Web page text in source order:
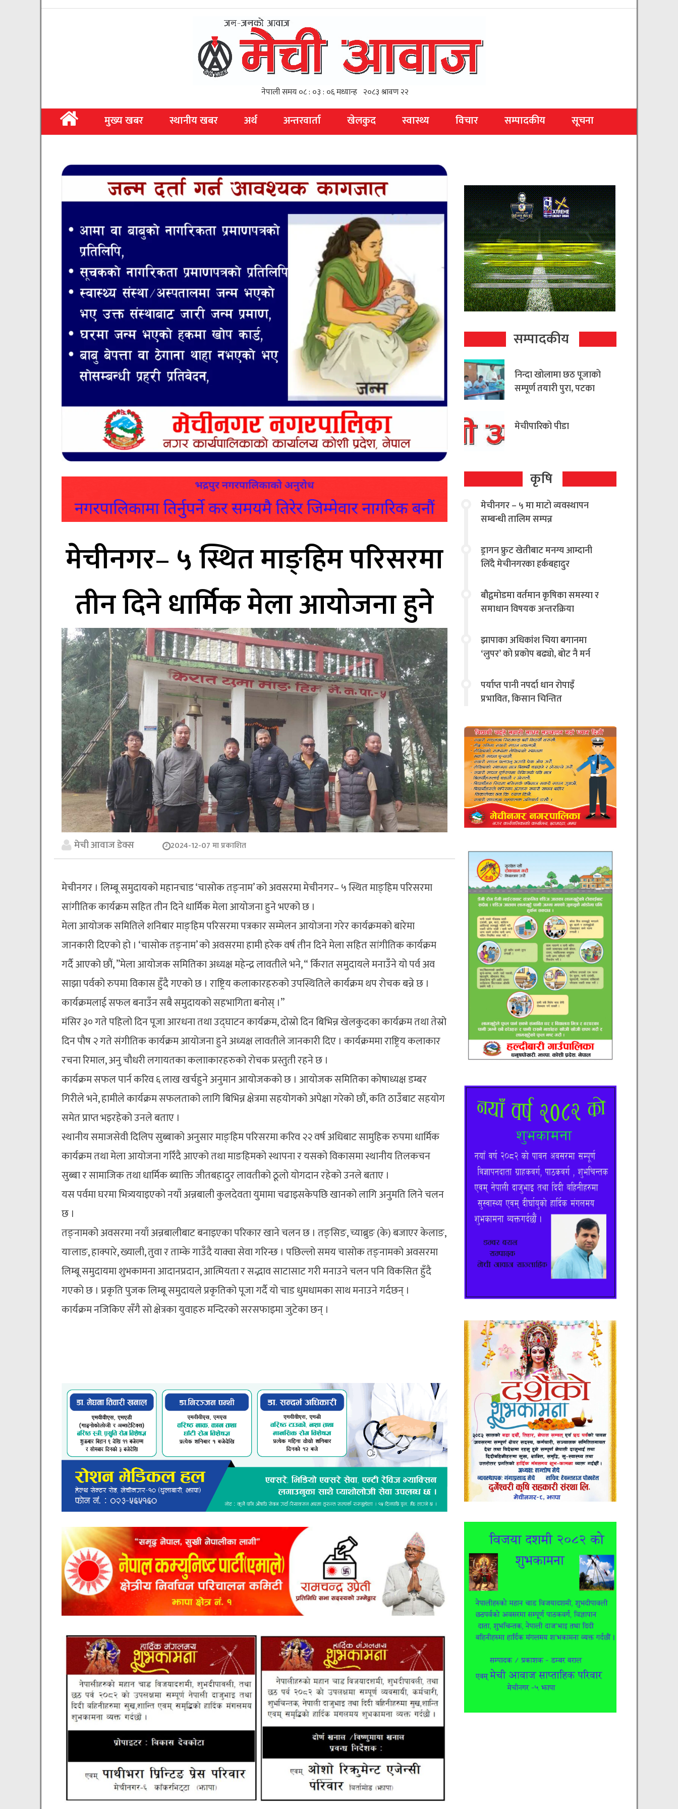
मुख्य खबर स्थानीय खबर अर्थ अन्तरवार्ता खेलकुद स्वास्थ्य विचार सम्पादकीय सूचना
मेचीनगर– ५ स्थित माङ्हिम परिसरमा
तीन दिने धार्मिक मेला आयोजना हुने
मेची आवाज डेक्स 2024-12-07 मा प्रकाशित
मेचीनगर । लिम्बू समुदायको महानचाड ‘चासोक तङ्नाम’ को अवसरमा मेचीनगर– ५ स्थित माङ्हिम परिसरमा
सांगीतिक कार्यक्रम सहित तीन दिने धार्मिक मेला आयोजना हुने भएको छ ।
मेला आयोजक समितिले शनिबार माङ्हिम परिसरमा पत्रकार सम्मेलन आयोजना गरेर कार्यक्रमको बारेमा
जानकारी दिएको हो । ‘चासोक तङ्नाम’ को अवसरमा हामी हरेक वर्ष तीन दिने मेला सहित सांगीतिक कार्यक्रम
गर्दै आएको छौं, ”मेला आयोजक समितिका अध्यक्ष महेन्द्र लावतीले भने, “ किँरात समुदायले मनाउँने यो पर्व अव
साझा पर्वको रुपमा विकास हुँदै गएको छ । राष्ट्रिय कलाकारहरुको उपस्थितिले कार्यक्रम थप रोचक बन्ने छ ।
कार्यक्रमलाई सफल बनाउँन सबै समुदायको सहभागिता बनोस् ।”
मंसिर ३० गते पहिलो दिन पूजा आरधना तथा उद्घाटन कार्यक्रम, दोस्रो दिन बिभिन्न खेलकुदका कार्यक्रम तथा तेस्रो
दिन पौष २ गते संगीतिक कार्यक्रम आयोजना हुने अध्यक्ष लावतीले जानकारी दिए । कार्यक्रममा राष्ट्रिय कलाकार
रचना रिमाल, अनु चौधरी लगायतका कलााकारहरुको रोचक प्रस्तुती रहने छ ।
कार्यक्रम सफल पार्न करिव ६ लाख खर्चहुने अनुमान आयोजकको छ । आयोजक समितिका कोषाध्यक्ष डम्बर
गिरीले भने, हामीले कार्यक्रम सफलताको लागि बिभिन्न क्षेत्रमा सहयोगको अपेक्षा गरेको छौं, कति ठाउँबाट सहयोग
समेत प्राप्त भइरहेको उनले बताए ।
स्थानीय समाजसेवी दिलिप सुब्बाको अनुसार माङ्हिम परिसरमा करिव २२ वर्ष अधिबाट सामुहिक रुपमा धार्मिक
कार्यक्रम तथा मेला आयोजना गरिँदै आएको तथा माङहिमको स्थापना र यसको विकासमा स्थानीय तिलकचन
सुब्बा र सामाजिक तथा धार्मिक ब्याक्ति जीतबहादुर लावतीको ठूलो योगदान रहेको उनले बताए ।
यस पर्वमा घरमा भित्र्ययाइएको नयाँ अन्नबाली कुलदेवता युमामा चढाइसकेपछि खानको लागि अनुमति लिने चलन
छ ।
तङ्नामको अवसरमा नयाँ अन्नबालीबाट बनाइएका परिकार खाने चलन छ । तङ्सिङ, च्याब्रुङ (के) बजाएर केलाङ,
याःलाङ, हाक्पारे, ख्याली, तुवा र ताम्के गाउँदै याक्वा सेवा गरिन्छ । पछिल्लो समय चासोक तङ्नामको अवसरमा
लिम्बू समुदायमा शुभकामना आदानप्रदान, आत्मियता र सद्भाव साटासाट गरी मनाउने चलन पनि विकसित हुँदै
गएको छ । प्रकृति पुजक लिम्बू समुदायले प्रकृतिको पूजा गर्दै यो चाड धुमधामका साथ मनाउने गर्दछन् ।
कार्यक्रम नजिकिए सँगै सो क्षेत्रका युवाहरु मन्दिरको सरसफाइमा जुटेका छन् ।
सम्पादकीय
निन्दा खोलामा छठ पूजाको
सम्पूर्ण तयारी पुरा, पटका
मेचीपारिको पीडा
कृषि
मेचीनगर – ५ मा माटो व्यवस्थापन
सम्बन्धी तालिम सम्पन्न
ड्रागन फ्रुट खेतीबाट मनग्य आम्दानी
लिँदै मेचीनगरका हर्कबहादुर
बौद्वमोडमा वर्तमान कृषिका समस्या र
समाधान विषयक अन्तरक्रिया
झापाका अधिकांश चिया बगानमा
‘लुपर’ को प्रकोप बढ्यो, बोट नै मर्न
चिन्तित
पर्याप्त पानी नपर्दा धान रोपाइँ
प्रभावित, किसान चिन्तित